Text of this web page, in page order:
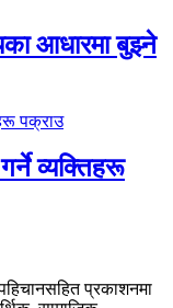
आधारमा बुझ्ने
व्यक्तिहरू
प्रकाशनमा